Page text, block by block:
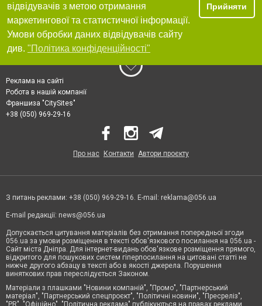
відвідувачів з метою отримання
маркетингової та статистичної інформації.
Умови обробки даних відвідувачів сайту
див. "Політика конфіденційності"
Прийняти
Реклама на сайті
Робота в нашій компанії
Франшиза "CitySites"
+38 (050) 969-29-16
Про нас Контакти Автори проєкту
З питань реклами: +38 (050) 969-29-16. E-mail: reklama@056.ua
E-mail редакції: news@056.ua
Допускається цитування матеріалів без отримання попередньої згоди
056.ua за умови розміщення в тексті обов'язкового посилання на 056.ua -
Сайт міста Дніпра. Для інтернет-видань обов'язкове розміщення прямого,
відкритого для пошукових систем гіперпосилання на цитовані статті не
нижче другого абзацу в тексті або в якості джерела. Порушення
виняткових прав переслідується Законом.
Матеріали з плашками "Новини компаній", "Промо", "Партнерський
матеріал", "Партнерський спецпроєкт", "Політичні новини", "Пресреліз",
"PR", "Офіційно", "Політична реклама" публікуються на правах реклами.